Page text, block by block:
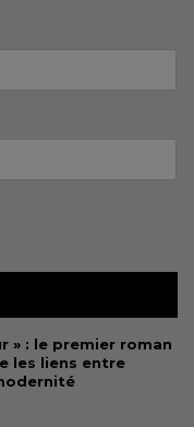
» : le premier roman
les liens entre